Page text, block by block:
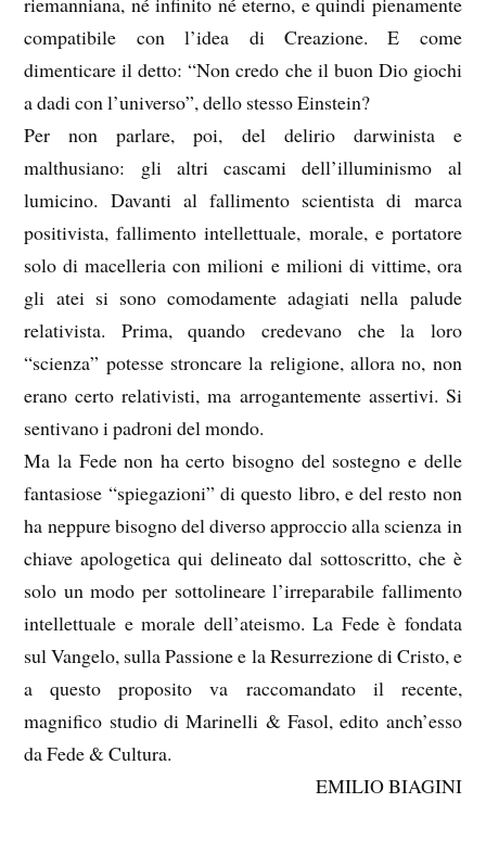
compatibile con l’idea di Creazione. E come
dimenticare il detto: “Non credo che il buon Dio giochi
a dadi con l’universo”, dello stesso Einstein?
Per non parlare, poi, del delirio darwinista e
malthusiano: gli altri cascami dell’illuminismo al
lumicino. Davanti al fallimento scientista di marca
positivista, fallimento intellettuale, morale, e portatore
solo di macelleria con milioni e milioni di vittime, ora
gli atei si sono comodamente adagiati nella palude
relativista. Prima, quando credevano che la loro
“scienza” potesse stroncare la religione, allora no, non
erano certo relativisti, ma arrogantemente assertivi. Si
sentivano i padroni del mondo.
Ma la Fede non ha certo bisogno del sostegno e delle
fantasiose “spiegazioni” di questo libro, e del resto non
ha neppure bisogno del diverso approccio alla scienza in
chiave apologetica qui delineato dal sottoscritto, che è
solo un modo per sottolineare l’irreparabile fallimento
intellettuale e morale dell’ateismo. La Fede è fondata
sul Vangelo, sulla Passione e la Resurrezione di Cristo, e
a questo proposito va raccomandato il recente,
magnifico studio di Marinelli & Fasol, edito anch’esso
da Fede & Cultura.
EMILIO BIAGINI